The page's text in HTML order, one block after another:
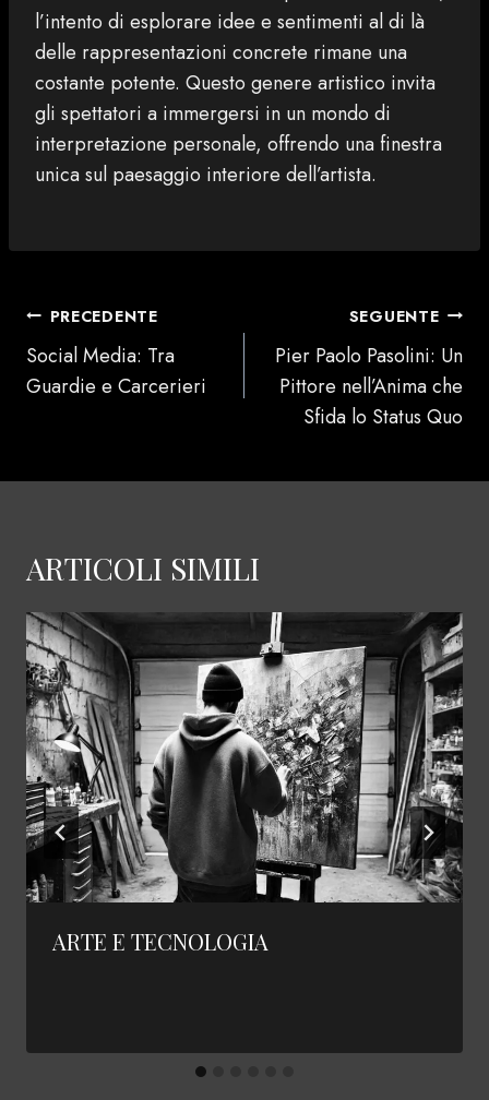
l’intento di esplorare idee e sentimenti al di là
delle rappresentazioni concrete rimane una
costante potente. Questo genere artistico invita
gli spettatori a immergersi in un mondo di
interpretazione personale, offrendo una finestra
unica sul paesaggio interiore dell’artista.
NAVIGAZIONE
ARTICOLI
PRECEDENTE
Social Media: Tra
Guardie e Carcerieri
SEGUENTE
Pier Paolo Pasolini: Un
Pittore nell’Anima che
Sfida lo Status Quo
ARTICOLI SIMILI
ARTE E TECNOLOGIA